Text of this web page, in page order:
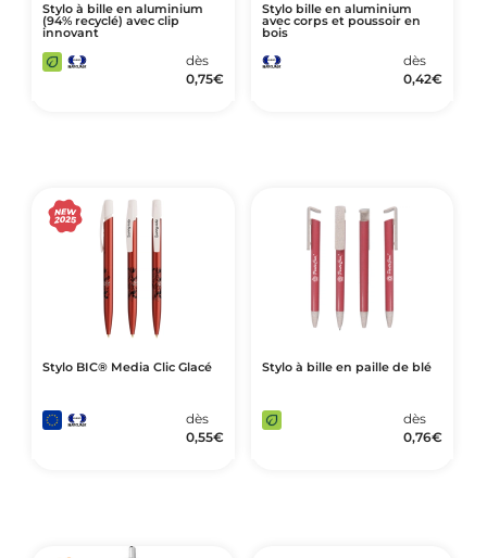
Stylo à bille en aluminium
(94% recyclé) avec clip
innovant
dès
0,75€
Stylo bille en aluminium
avec corps et poussoir en
bois
dès
0,42€
Stylo BIC® Media Clic Glacé
dès
0,55€
Stylo à bille en paille de blé
dès
0,76€